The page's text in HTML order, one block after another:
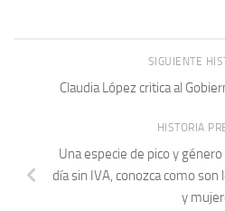
SIGUIENTE
Claudia López critica al
HISTORIA
Una especie de pico y
día sin IVA, conozca como
y